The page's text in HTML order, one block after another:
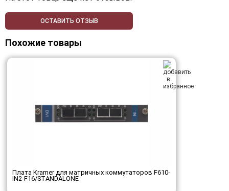
ОСТАВИТЬ ОТЗЫВ
Похожие товары
Плата Kramer для матричных коммутаторов F610-
IN2-F16/STANDALONE